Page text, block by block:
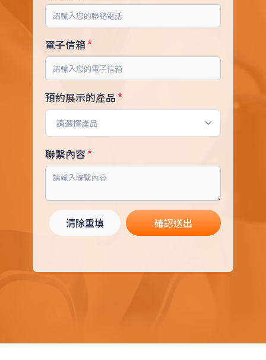
電子信箱
預約展示的產品
請選擇產品
聯繫內容
清除重填 確認送出